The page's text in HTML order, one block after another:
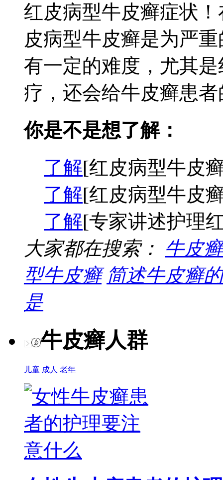
红皮病型牛皮癣症状
皮病型牛皮癣是为严
有一定的难度，尤其
疗，还会给牛皮癣患
你是不是想了解：
了解[红皮病型牛皮
了解[红皮病型牛皮
了解[专家讲述护理
大家都在搜索： 牛皮
型牛皮癣 简述牛皮癣
是
牛皮癣人群
儿童 成人 老年